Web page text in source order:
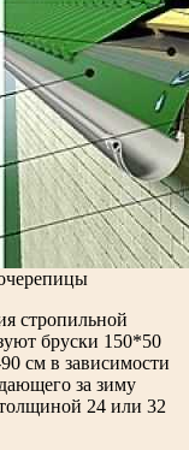
стропильной
бруски 150*50
см в зависимости
за зиму
24 или 32